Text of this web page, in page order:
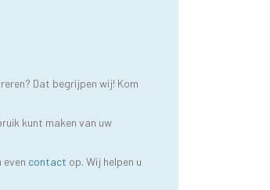
Dat begrijpen wij! Kom
kunt maken van uw
contact op. Wij helpen u